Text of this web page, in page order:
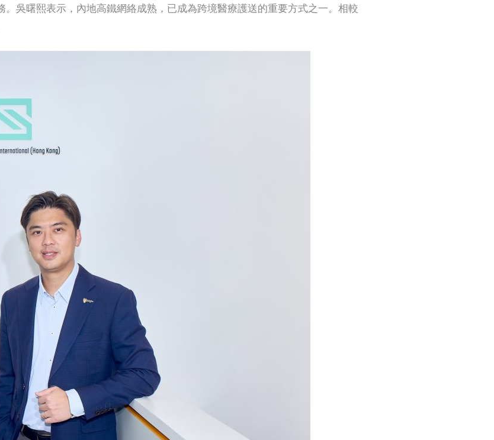
吳曙熙表示，內地高鐵網絡成熟，已成為跨境醫療護送的重要方式之一。相較